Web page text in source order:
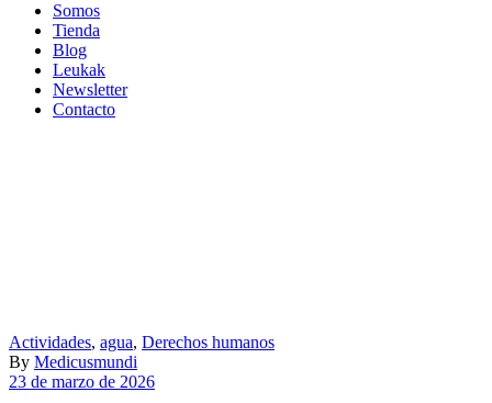
Somos
Tienda
Blog
Leukak
Newsletter
Contacto
Actividades, agua, Derechos humanos
By Medicusmundi
23 de marzo de 2026